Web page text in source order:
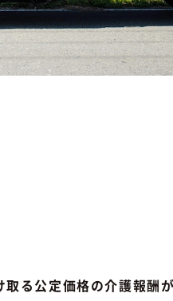
る公定価格の介護報酬